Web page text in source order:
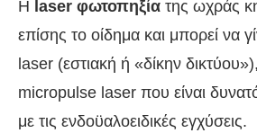
Η laser φωτοπηξία της ωχράς
επίσης το οίδημα και μπορεί να
laser (εστιακή ή «δίκην
micropulse laser που είναι
με τις ενδοϋαλοειδικές εγχύσεις.